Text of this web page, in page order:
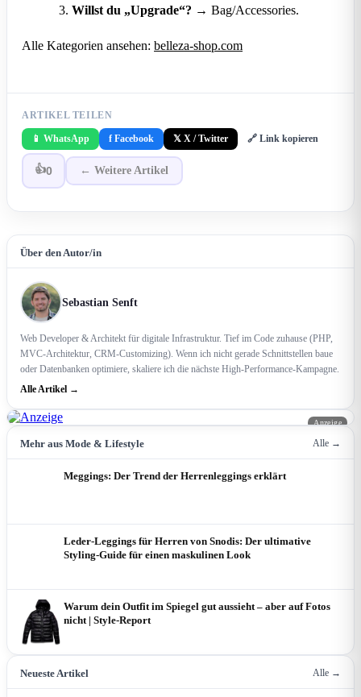
Willst du „Upgrade“? → Bag/Accessories.
Alle Kategorien ansehen: belleza-shop.com
ARTIKEL TEILEN
📱 WhatsApp f Facebook 𝕏 X / Twitter 🔗 Link kopieren
👍0 ← Weitere Artikel
Über den Autor/in
Sebastian Senft
Web Developer & Architekt für digitale Infrastruktur. Tief im Code zuhause (PHP,
MVC-Architektur, CRM-Customizing). Wenn ich nicht gerade Schnittstellen baue
oder Datenbanken optimiere, skaliere ich die nächste High-Performance-Kampagne.
Alle Artikel →
Anzeige
Mehr aus Mode & Lifestyle Alle →
Meggings: Der Trend der Herrenleggings erklärt
Leder-Leggings für Herren von Snodis: Der ultimative
Styling-Guide für einen maskulinen Look
Warum dein Outfit im Spiegel gut aussieht – aber auf Fotos
nicht | Style-Report
Neueste Artikel Alle →